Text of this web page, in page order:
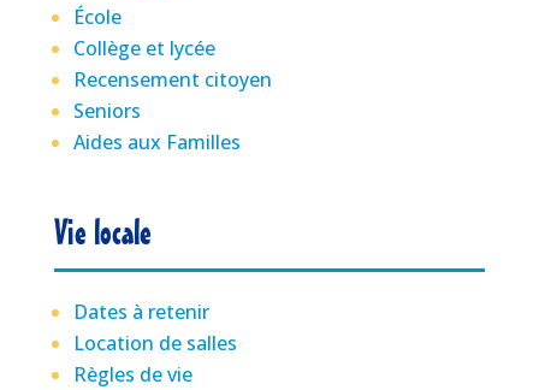
École
Collège et lycée
Recensement citoyen
Seniors
Aides aux Familles
Vie locale
Dates à retenir
Location de salles
Règles de vie